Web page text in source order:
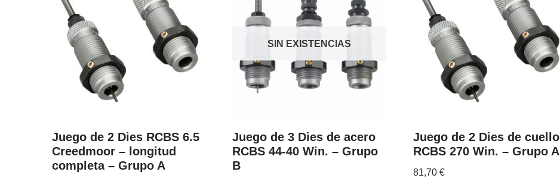
Juego de 2 Dies RCBS 6.5
Creedmoor – longitud
completa – Grupo A
SIN EXISTENCIAS
Juego de 3 Dies de acero
RCBS 44-40 Win. – Grupo
B
Juego de 2 Dies de cuello
RCBS 270 Win. – Grupo A
81,70 €